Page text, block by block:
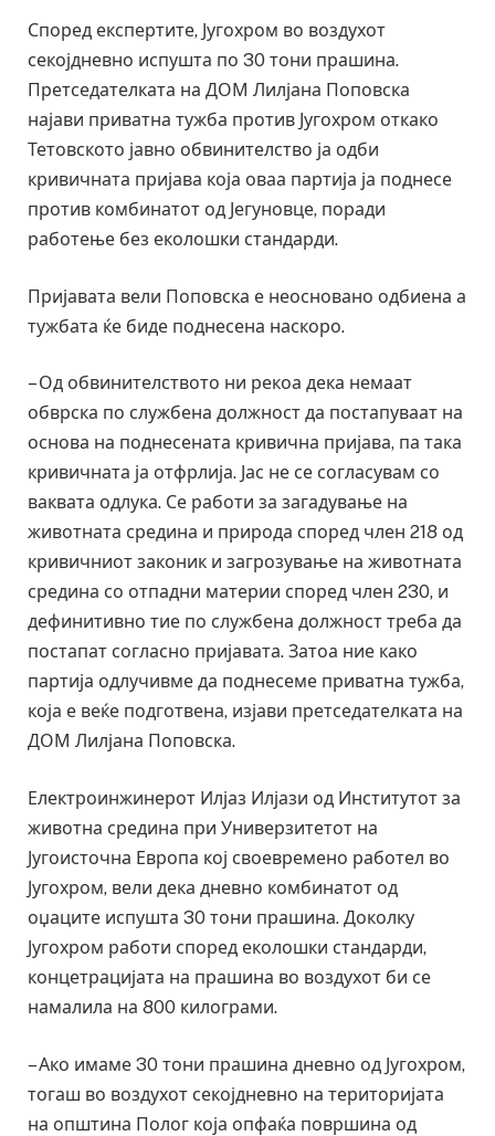
Според експертите, Југохром во воздухот
секојдневно испушта по 30 тони прашина.
Претседателката на ДОМ Лилјана Поповска
најави приватна тужба против Југохром откако
Тетовското јавно обвинителство ја одби
кривичната пријава која оваа партија ја поднесе
против комбинатот од Јегуновце, поради
работење без еколошки стандарди.
Пријавата вели Поповска е неосновано одбиена а
тужбата ќе биде поднесена наскоро.
– Од обвинителството ни рекоа дека немаат
обврска по службена должност да постапуваат на
основа на поднесената кривична пријава, па така
кривичната ја отфрлија. Јас не се согласувам со
ваквата одлука. Се работи за загадување на
животната средина и природа според член 218 од
кривичниот законик и загрозување на животната
средина со отпадни материи според член 230, и
дефинитивно тие по службена должност треба да
постапат согласно пријавата. Затоа ние како
партија одлучивме да поднесеме приватна тужба,
која е веќе подготвена, изјави претседателката на
ДОМ Лилјана Поповска.
Електроинжинерот Илјаз Илјази од Институтот за
животна средина при Универзитетот на
Југоисточна Европа кој своевремено работел во
Југохром, вели дека дневно комбинатот од
оџаците испушта 30 тони прашина. Доколку
Југохром работи според еколошки стандарди,
концетрацијата на прашина во воздухот би се
намалила на 800 килограми.
– Ако имаме 30 тони прашина дневно од Југохром,
тогаш во воздухот секојдневно на територијата
на општина Полог која опфаќа површина од